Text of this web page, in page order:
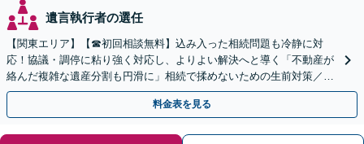
遺言執行者の選任
【関東エリア】【☎︎初回相談無料】込み入った相続問題も冷静に対
応！協議・調停に粘り強く対応し、よりよい解決へと導く「不動産が
絡んだ複雑な遺産分割も円滑に」相続で揉めないための生前対策／遺
言書の作成から執行【夜間相談可】【有楽町駅1分】
料金表を見る